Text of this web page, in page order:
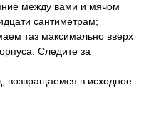
между вами и мячом
сантиметрам;
таз максимально вверх
Следите за
возвращаемся в исходное